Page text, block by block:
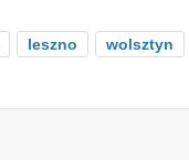
leszno
wolsztyn